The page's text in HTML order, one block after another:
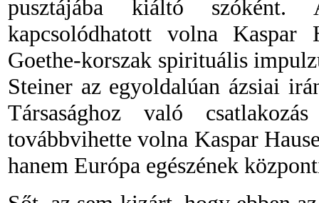
pusztájába kiáltó szóként.
kapcsolódhatott volna
Goethe-korszak spirituális
Steiner az egyoldalúan ázsiai
Társasághoz való
továbbvihette volna Kaspar
hanem Európa egészének